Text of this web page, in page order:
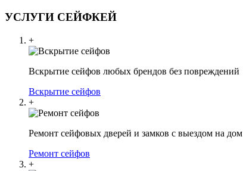
УСЛУГИ СЕЙФКЕЙ
+
Вскрытие сейфов любых брендов без повреждений
Вскрытие сейфов
+
Ремонт сейфовых дверей и замков с выездом на дом
Ремонт сейфов
+